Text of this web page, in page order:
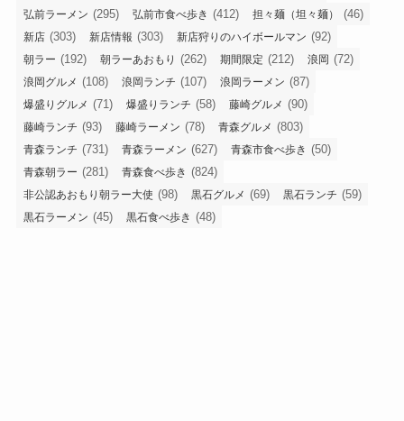
弘前ラーメン (295) 弘前市食べ歩き (412) 担々麺（坦々麺） (46)
新店 (303) 新店情報 (303) 新店狩りのハイボールマン (92)
朝ラー (192) 朝ラーあおもり (262) 期間限定 (212) 浪岡 (72)
浪岡グルメ (108) 浪岡ランチ (107) 浪岡ラーメン (87)
爆盛りグルメ (71) 爆盛りランチ (58) 藤崎グルメ (90)
藤崎ランチ (93) 藤崎ラーメン (78) 青森グルメ (803)
青森ランチ (731) 青森ラーメン (627) 青森市食べ歩き (50)
青森朝ラー (281) 青森食べ歩き (824)
非公認あおもり朝ラー大使 (98) 黒石グルメ (69) 黒石ランチ (59)
黒石ラーメン (45) 黒石食べ歩き (48)